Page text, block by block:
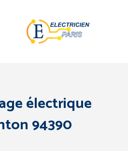
électrique
94390